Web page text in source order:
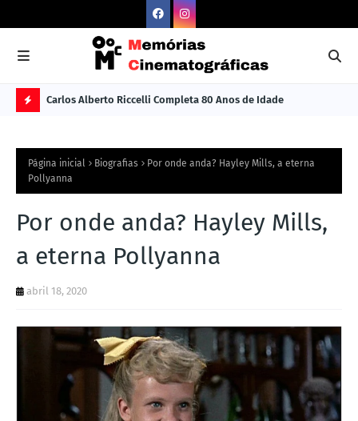
L
TI
M
A
O
Carlos Alberto Riccelli Completa 80 Anos de Idade
Página inicial Biografias
Por onde anda? Hayley Mills, a eterna
Pollyanna
Por onde anda? Hayley Mills,
a eterna Pollyanna
abril 18, 2020